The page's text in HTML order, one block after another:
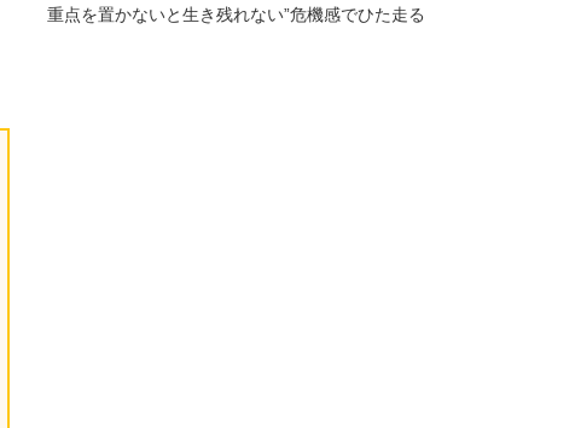
重点を置かないと生き残れない”危機感でひた走る